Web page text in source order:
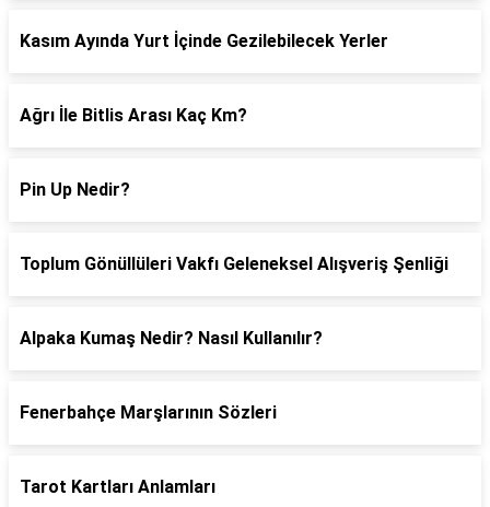
Kasım Ayında Yurt İçinde Gezilebilecek Yerler
Ağrı İle Bitlis Arası Kaç Km?
Pin Up Nedir?
Toplum Gönüllüleri Vakfı Geleneksel Alışveriş Şenliği
Alpaka Kumaş Nedir? Nasıl Kullanılır?
Fenerbahçe Marşlarının Sözleri
Tarot Kartları Anlamları